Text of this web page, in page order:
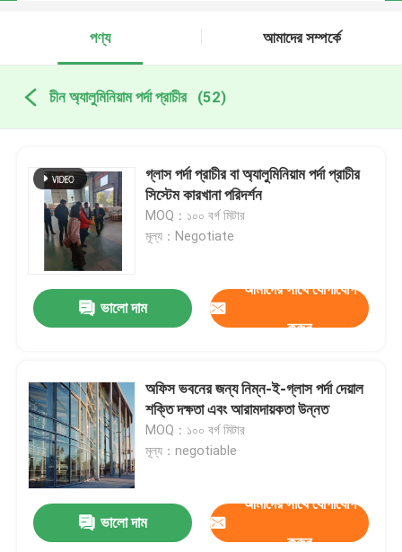
পণ্য আমাদের সম্পর্কে
চীন অ্যালুমিনিয়াম পর্দা প্রাচীর (52)
গ্লাস পর্দা প্রাচীর বা অ্যালুমিনিয়াম পর্দা প্রাচীর
সিস্টেম কারখানা পরিদর্শন
MOQ：১০০ বর্গ মিটার
মূল্য：Negotiate
ভালো দাম
আমাদের সাথে যোগাযোগ
করুন
অফিস ভবনের জন্য নিম্ন-ই-গ্লাস পর্দা দেয়াল
শক্তি দক্ষতা এবং আরামদায়কতা উন্নত
MOQ：১০০ বর্গ মিটার
মূল্য：negotiable
ভালো দাম
আমাদের সাথে যোগাযোগ
করুন